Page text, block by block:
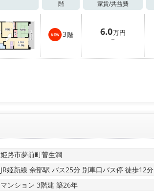
階 家賃/共益費
3階 6.0万円
－
姫路市夢前町菅生澗
JR姫新線 余部駅 バス25分 別車口バス停 徒歩12分
マンション 3階建 築26年